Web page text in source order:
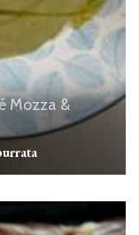
Mozza &